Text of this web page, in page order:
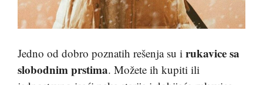
Jedno od dobro poznatih rešenja su i rukavice sa
slobodnim prstima. Možete ih kupiti ili